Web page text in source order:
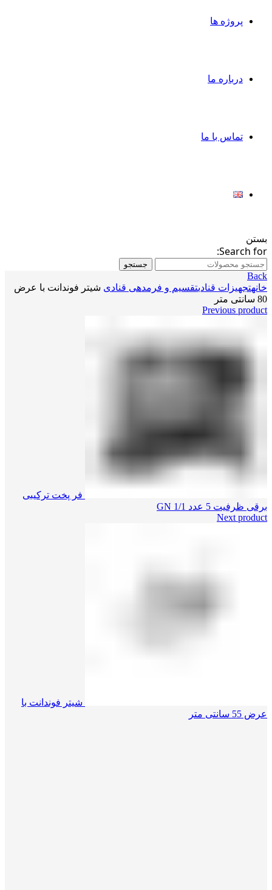
پروژه ها
درباره ما
تماس با ما
بستن
Search for:
جستجو
Back
خانهتجهیزات قنادیتقسیم و فرمدهی قنادی شیتر فوندانت با عرض
80 سانتی متر
Previous product
فر پخت ترکیبی
برقی ظرفیت 5 عدد GN 1/1
Next product
شیتر فوندانت با
عرض 55 سانتی متر